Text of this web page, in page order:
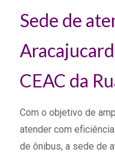
Sede de
CEAC da
Com o objetivo de
atender com
de ônibus, a sede de